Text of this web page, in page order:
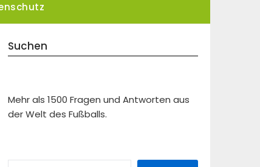
Suchen
Mehr als 1500 Fragen und Antworten aus
der Welt des Fußballs.